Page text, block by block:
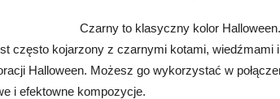
Czarny to klasyczny kolor
często kojarzony z czarnymi kotami, wiedźmami
Halloween. Możesz go wykorzystać w
i efektowne kompozycje.